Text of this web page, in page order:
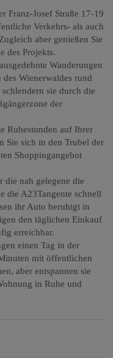
Franz-Josef Straße 17-19
Verkehrs- als auch
aber genießen Sie
des Projekts.
Wanderungen
Wienerwaldes rund
sie durch die
der
Ruhestunden auf Ihrer
Sie sich in den Trubel der
Shoppingangebot
die nah gelegene die
die A23Tangente schnell
ihr Auto beruhigt in
den täglichen Einkauf
erreichbar.
einen Tag in der
mit öffentlichen
aber entspannen sie
in Ruhe und